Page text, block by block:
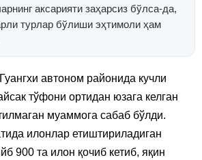
аксарияти заҳарсиз бўлса-да,
турлар бўлиши эҳтимоли ҳам
автоном районида кучли
тўфони ортидан юзага келган
муаммога сабаб бўлди.
илонлар етиштириладиган
900 та илон қочиб кетиб, яқин